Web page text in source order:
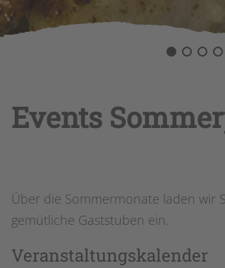
Events
Über die Sommermonate laden wir
gemütliche Gaststuben ein.
Veranstaltungskalender